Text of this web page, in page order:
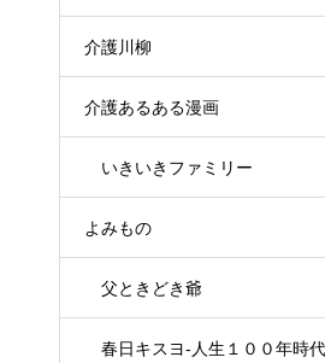
介護川柳
介護あるある漫画
いきいきファミリー
よみもの
父ときどき爺
春日キスヨ-人生１００年時